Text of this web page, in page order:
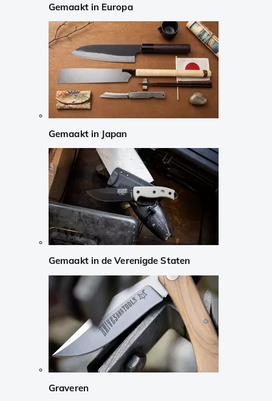
Gemaakt in Europa
Gemaakt in Japan
Gemaakt in de Verenigde Staten
Graveren